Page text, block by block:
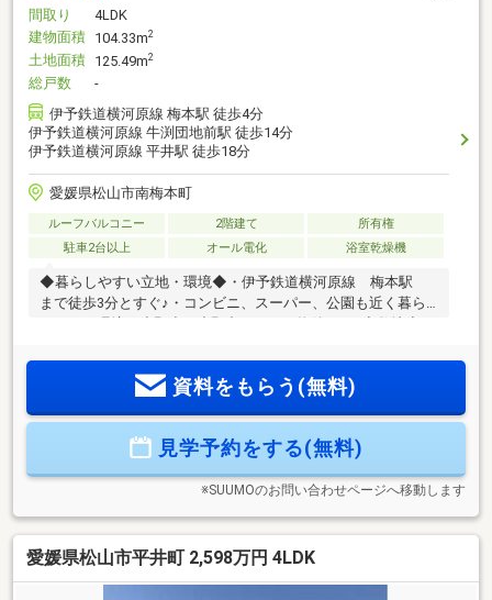
間取り
4LDK
建物面積 104.33m2
土地面積 125.49m2
総戸数
-
伊予鉄道横河原線 梅本駅 徒歩4分
伊予鉄道横河原線 牛渕団地前駅 徒歩14分
伊予鉄道横河原線 平井駅 徒歩18分
愛媛県松山市南梅本町
ルーフバルコニー 2階建て
所有権
駐車2台以上
オール電化 浴室乾燥機
◆暮らしやすい立地・環境◆・伊予鉄道横河原線 梅本駅
まで徒歩3分とすぐ♪・コンビニ、スーパー、公園も近く暮ら
ち◆・ゆったりとした16帖LDK+4.5帖和室でご家族とのコミュ
ニケーションも取りやすい♪・書斎付きで在宅ワークや趣味の
はエアコンが１台ついています♪・玄関扉タッチキー、食洗器
資料をもらう(無料)
見学予約をする(無料)
※SUUMOのお問い合わせページへ移動します
愛媛県松山市平井町 2,598万円 4LDK